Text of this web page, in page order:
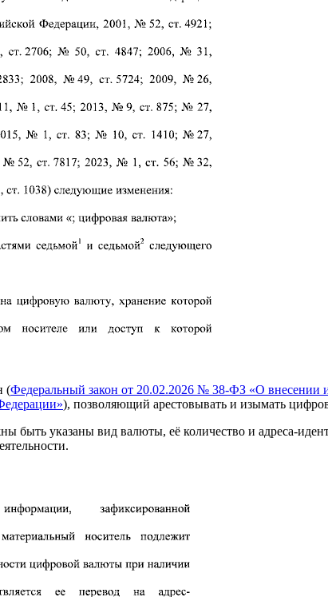
(Федеральный закон от 20.02.2026 № 38-ФЗ «О внесении
), позволяющий арестовывать и изымать
быть указаны вид валюты, её количество и адреса-